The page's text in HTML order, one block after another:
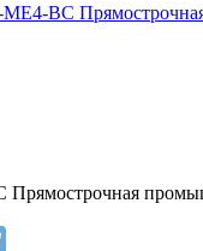
Прямострочная